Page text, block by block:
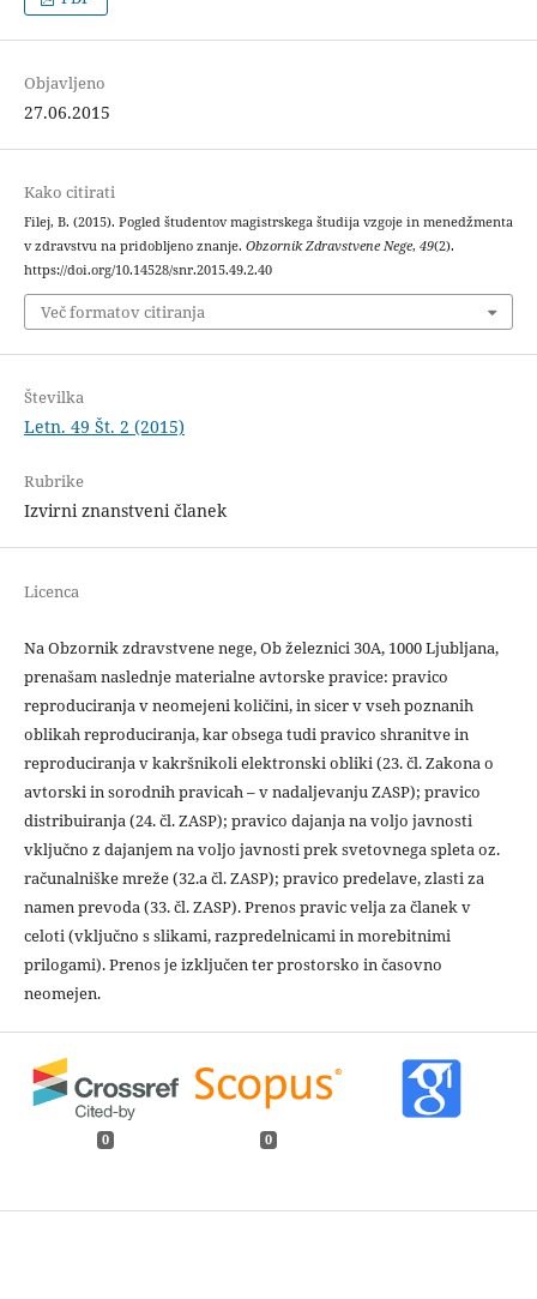
Objavljeno
27.06.2015
Kako citirati
Filej, B. (2015). Pogled študentov magistrskega študija vzgoje in menedžmenta
v zdravstvu na pridobljeno znanje. Obzornik Zdravstvene Nege, 49(2).
https://doi.org/10.14528/snr.2015.49.2.40
Več formatov citiranja
Številka
Letn. 49 Št. 2 (2015)
Rubrike
Izvirni znanstveni članek
Licenca
Na Obzornik zdravstvene nege, Ob železnici 30A, 1000 Ljubljana,
prenašam naslednje materialne avtorske pravice: pravico
reproduciranja v neomejeni količini, in sicer v vseh poznanih
oblikah reproduciranja, kar obsega tudi pravico shranitve in
reproduciranja v kakršnikoli elektronski obliki (23. čl. Zakona o
avtorski in sorodnih pravicah – v nadaljevanju ZASP); pravico
distribuiranja (24. čl. ZASP); pravico dajanja na voljo javnosti
vključno z dajanjem na voljo javnosti prek svetovnega spleta oz.
računalniške mreže (32.a čl. ZASP); pravico predelave, zlasti za
namen prevoda (33. čl. ZASP). Prenos pravic velja za članek v
celoti (vključno s slikami, razpredelnicami in morebitnimi
prilogami). Prenos je izključen ter prostorsko in časovno
neomejen.
0 0